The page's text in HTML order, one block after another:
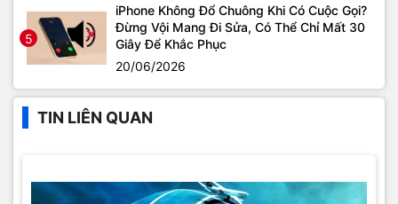
5
iPhone Không Đổ Chuông Khi Có Cuộc Gọi?
Đừng Vội Mang Đi Sửa, Có Thể Chỉ Mất 30
Giây Để Khắc Phục
20/06/2026
TIN LIÊN QUAN